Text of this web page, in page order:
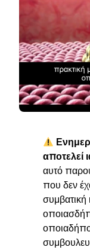
αποτελεί
αυτό
που δεν
συμβατική